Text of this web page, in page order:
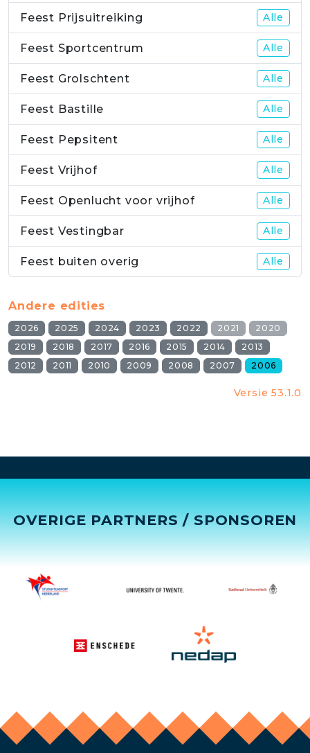
Feest Prijsuitreiking Alle
Feest Sportcentrum Alle
Feest Grolschtent Alle
Feest Bastille Alle
Feest Pepsitent Alle
Feest Vrijhof Alle
Feest Openlucht voor vrijhof Alle
Feest Vestingbar Alle
Feest buiten overig Alle
Andere edities
2026 2025 2024 2023 2022 2021
2020
2019
2018 2017 2016 2015 2014
2013
2012
2011 2010 2009 2008 2007 2006
Versie 53.1.0
OVERIGE PARTNERS / SPONSOREN